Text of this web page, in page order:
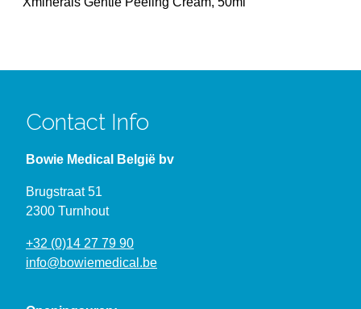
Contact Info
Bowie Medical België bv
Brugstraat 51
2300 Turnhout
+32 (0)14 27 79 90
info@bowiemedical.be